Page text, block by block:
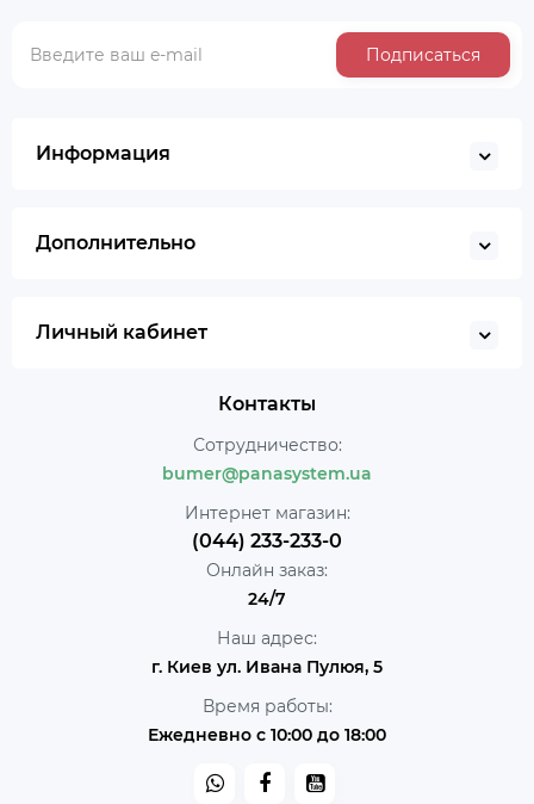
Подписаться
Информация
Дополнительно
Личный кабинет
Контакты
Сотрудничество:
bumer@panasystem.ua
Интернет магазин:
(044) 233-233-0
Онлайн заказ:
24/7
Наш адрес:
г. Киев ул. Ивана Пулюя, 5
Время работы:
Ежедневно с 10:00 до 18:00